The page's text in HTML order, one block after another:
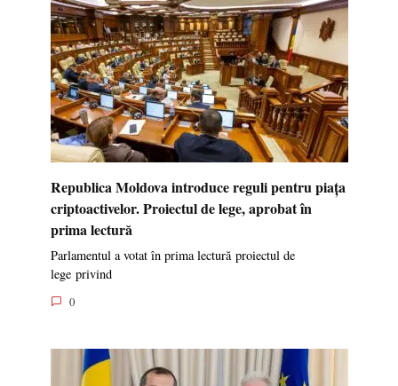
Republica Moldova introduce reguli pentru piața
criptoactivelor. Proiectul de lege, aprobat în
prima lectură
Parlamentul a votat în prima lectură proiectul de
lege privind
0